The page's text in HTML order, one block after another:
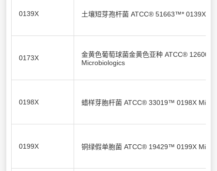
0139X 土壤短芽孢杆菌 ATCC® 51663™* 0139X
0173X
金黄色葡萄球菌金黄色亚种 ATCC®
Microbiologics
0198X 蜡样芽胞杆菌 ATCC® 33019™ 0198X
0199X 铜绿假单胞菌 ATCC® 19429™ 0199X